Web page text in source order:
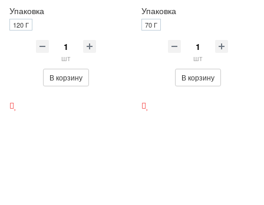
Упаковка
120 Г
шт
В корзину
Упаковка
70 Г
шт
В корзину